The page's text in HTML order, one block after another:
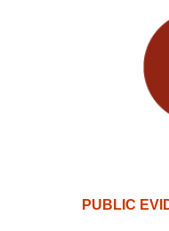
PUBLIC